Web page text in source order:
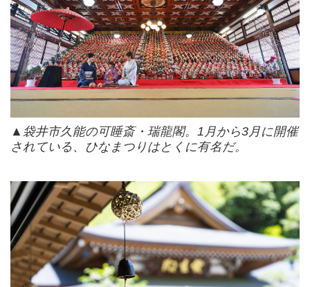
▲袋井市久能の可睡斎・瑞龍閣。1月から3月に開催
されている、ひなまつりはとくに有名だ。